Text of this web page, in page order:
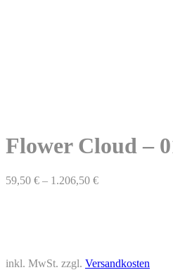
Flower Cloud –
59,50 € – 1.206,50 €
inkl. MwSt. zzgl. Versandkosten